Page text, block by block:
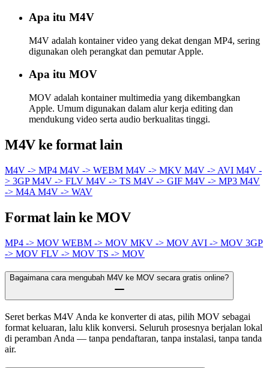
Apa itu M4V
M4V adalah kontainer video yang dekat dengan MP4, sering
digunakan oleh perangkat dan pemutar Apple.
Apa itu MOV
MOV adalah kontainer multimedia yang dikembangkan
Apple. Umum digunakan dalam alur kerja editing dan
mendukung video serta audio berkualitas tinggi.
M4V ke format lain
M4V -> MP4 M4V -> WEBM M4V -> MKV M4V -> AVI M4V -
> 3GPM4V -> FLV M4V -> TS M4V -> GIF M4V -> MP3 M4V
-> M4A M4V -> WAV
Format lain ke MOV
MP4 -> MOV WEBM -> MOV MKV -> MOV AVI -> MOV 3GP
-> MOV FLV -> MOV TS -> MOV
Bagaimana cara mengubah M4V ke MOV secara gratis online?
Seret berkas M4V Anda ke konverter di atas, pilih MOV sebagai
format keluaran, lalu klik konversi. Seluruh prosesnya berjalan lokal
di peramban Anda — tanpa pendaftaran, tanpa instalasi, tanpa tanda
air.